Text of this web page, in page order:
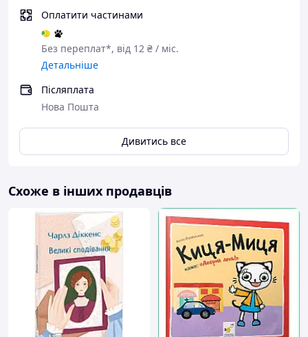
Оплатити частинами
Без переплат*, від 12 ₴ / міс.
Детальніше
Післяплата
Нова Пошта
Дивитись все
Схоже в інших продавців